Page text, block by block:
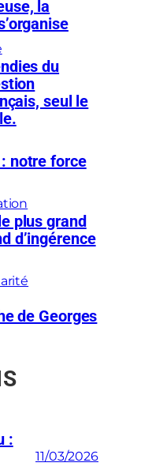
la
du
seul le
: notre force
plus grand
d’ingérence
de Georges
:
11/03/2026